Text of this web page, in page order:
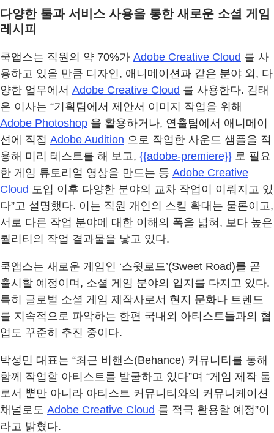
다양한 툴과 서비스 사용을 통한 새로운 소셜 게임
레시피
쿡앱스는 직원의 약 70%가 Adobe Creative Cloud 를 사
용하고 있을 만큼 디자인, 애니메이션과 같은 분야 외, 다
양한 업무에서 Adobe Creative Cloud 를 사용한다. 김태
은 이사는 “기획팀에서 제안서 이미지 작업을 위해
Adobe Photoshop 을 활용하거나, 연출팀에서 애니메이
션에 직접 Adobe Audition 으로 작업한 사운드 샘플을 적
용해 미리 테스트를 해 보고, {{adobe-premiere}} 로 필요
한 게임 튜토리얼 영상을 만드는 등 Adobe Creative
Cloud 도입 이후 다양한 분야의 교차 작업이 이뤄지고 있
다”고 설명했다. 이는 직원 개인의 스킬 확대는 물론이고,
서로 다른 작업 분야에 대한 이해의 폭을 넓혀, 보다 높은
퀄리티의 작업 결과물을 낳고 있다.
쿡앱스는 새로운 게임인 ‘스윗로드’(Sweet Road)를 곧
출시할 예정이며, 소셜 게임 분야의 입지를 다지고 있다.
특히 글로벌 소셜 게임 제작사로서 현지 문화나 트렌드
를 지속적으로 파악하는 한편 국내외 아티스트들과의 협
업도 꾸준히 추진 중이다.
박성민 대표는 “최근 비핸스(Behance) 커뮤니티를 동해
함께 작업할 아티스트를 발굴하고 있다”며 “게임 제작 툴
로서 뿐만 아니라 아티스트 커뮤니티와의 커뮤니케이션
채널로도 Adobe Creative Cloud 를 적극 활용할 예정”이
라고 밝혔다.